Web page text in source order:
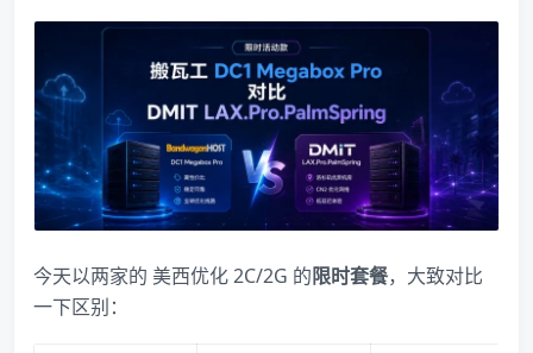
今天以两家的 美西优化 2C/2G 的限时套餐，大致对比
一下区别：